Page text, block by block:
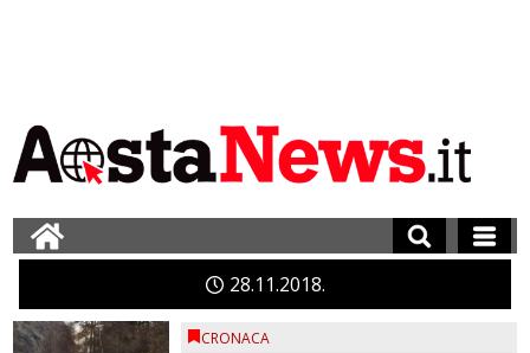
28 11 2018
CRONACA